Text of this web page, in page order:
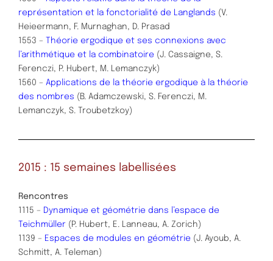
représentation et la fonctorialité de Langlands (V.
Heieermann, F. Murnaghan, D. Prasad
1553 – Théorie ergodique et ses connexions avec
l’arithmétique et la combinatoire (J. Cassaigne, S.
Ferenczi, P. Hubert, M. Lemanczyk)
1560 – Applications de la théorie ergodique à la théorie
des nombres (B. Adamczewski, S. Ferenczi, M.
Lemanczyk, S. Troubetzkoy)
2015 : 15 semaines labellisées
Rencontres
1115 – Dynamique et géométrie dans l’espace de
Teichmüller (P. Hubert, E. Lanneau, A. Zorich)
1139 – Espaces de modules en géométrie (J. Ayoub, A.
Schmitt, A. Teleman)